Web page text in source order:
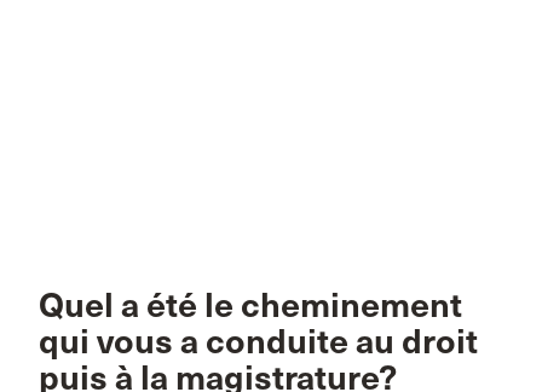
Quel a été le cheminement
qui vous a conduite au droit
puis à la magistrature?